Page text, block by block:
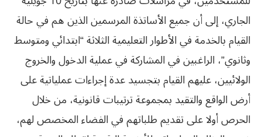
الجاري، إلى أن جميع الأساتذة المرسمين الذين هم في حالة
القيام بالخدمة في الأطوار التعليمية الثلاثة “ابتدائي ومتوسط
وثانوي”، الراغبين في المشاركة في عملية الدخول والخروج
الولائيين، عليهم القيام بتجسيد عدة إجراءات عملياتية على
أرض الواقع والتقيد بمجموعة ترتيبات قانونية، من خلال
الحرص أولا على تقديم طلباتهم في الفضاء المخصص لهم،